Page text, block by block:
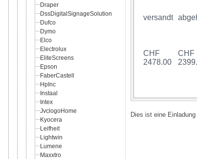
Draper
DssDigitalSignageSolution
Dufco
Dymo
Elco
Electrolux
EliteScreens
Epson
FaberCastell
HpInc
Instaal
Intex
JvclogoHome
Kyocera
Leifheit
Lightwin
Lumene
Maxxtro
versandt
CHF
2478.00
CHF
Dies ist eine